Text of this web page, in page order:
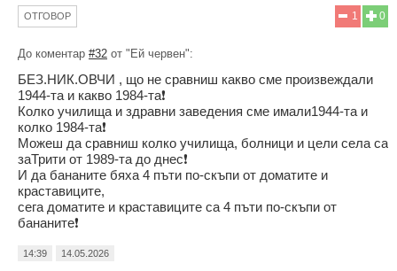
0
1
ОТГОВОР
До коментар #32 от "Ей червен":
БЕЗ.НИК.ОВЧИ , що не сравниш какво сме произвеждали
1944-та и какво 1984-та❗
Колко училища и здравни заведения сме имали1944-та и
колко 1984-та❗
Можеш да сравниш колко училища, болници и цели села са
заТрити от 1989-та до днес❗
И да бананите бяха 4 пъти по-скъпи от доматите и
краставиците,
сега доматите и краставиците са 4 пъти по-скъпи от
бананите❗
14:39 14.05.2026